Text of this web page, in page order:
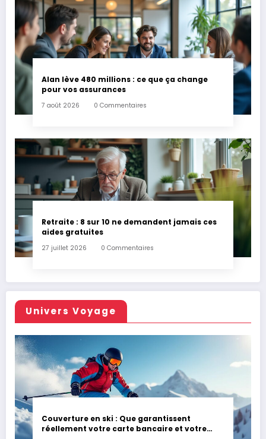
Alan lève 480 millions : ce que ça change
pour vos assurances
7 août 2026 0 Commentaires
Retraite : 8 sur 10 ne demandent jamais ces
aides gratuites
27 juillet 2026 0 Commentaires
Univers Voyage
Couverture en ski : Que garantissent
réellement votre carte bancaire et votre